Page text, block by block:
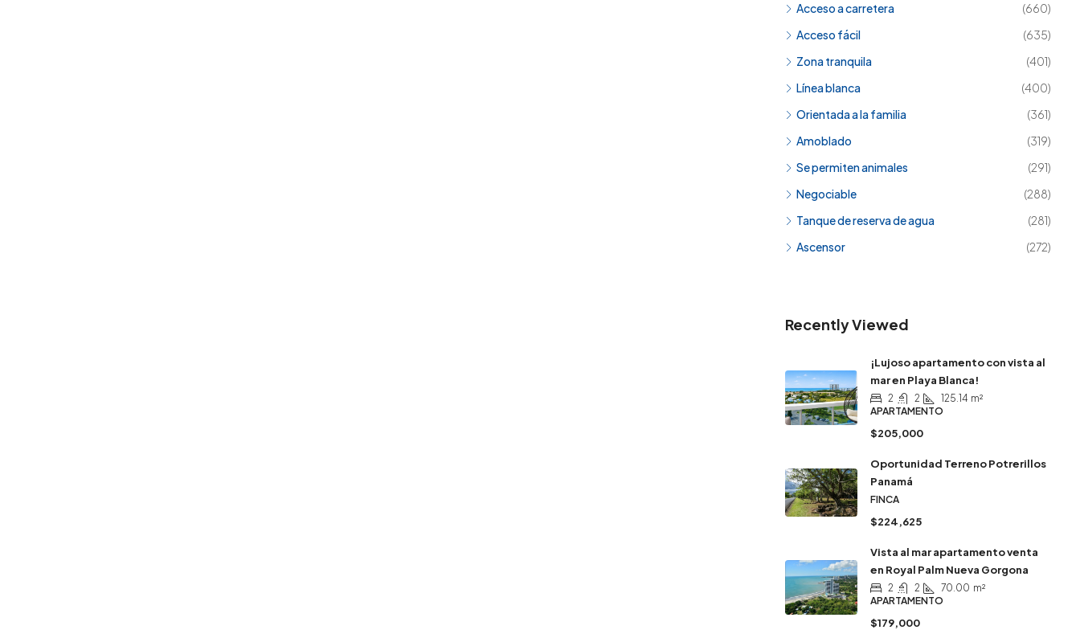
Acceso a carretera
(660)
Acceso fácil
(635)
Zona tranquila
(401)
Línea blanca
(400)
Orientada a la familia
(361)
Amoblado
(319)
Se permiten animales
(291)
Negociable
(288)
Tanque de reserva de agua
(281)
Ascensor
(272)
Recently Viewed
¡Lujoso apartamento con vista al
mar en Playa Blanca!
2 2 125.14 m²
APARTAMENTO
$205,000
Oportunidad Terreno Potrerillos
Panamá
FINCA
$224,625
Vista al mar apartamento venta
en Royal Palm Nueva Gorgona
2 2 70.00 m²
APARTAMENTO
$179,000